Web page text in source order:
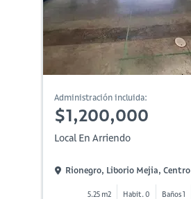
Administración incluida:
$1,200,000
Local En Arriendo
Rionegro, Liborio Mejia, Centro
5.25 m2 Habit. 0 Baños 1